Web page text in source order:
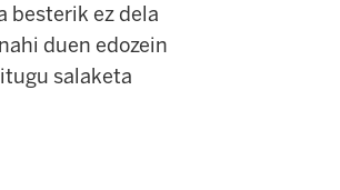
ez dela
duen edozein
salaketa